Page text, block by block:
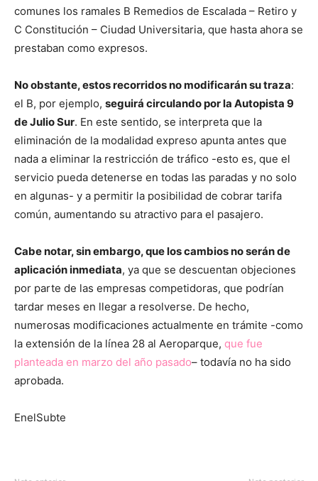
comunes los ramales B Remedios de Escalada – Retiro y
C Constitución – Ciudad Universitaria, que hasta ahora se
prestaban como expresos.
No obstante, estos recorridos no modificarán su traza:
el B, por ejemplo, seguirá circulando por la Autopista 9
de Julio Sur. En este sentido, se interpreta que la
eliminación de la modalidad expreso apunta antes que
nada a eliminar la restricción de tráfico -esto es, que el
servicio pueda detenerse en todas las paradas y no solo
en algunas- y a permitir la posibilidad de cobrar tarifa
común, aumentando su atractivo para el pasajero.
Cabe notar, sin embargo, que los cambios no serán de
aplicación inmediata, ya que se descuentan objeciones
por parte de las empresas competidoras, que podrían
tardar meses en llegar a resolverse. De hecho,
numerosas modificaciones actualmente en trámite -como
la extensión de la línea 28 al Aeroparque, que fue
planteada en marzo del año pasado– todavía no ha sido
aprobada.
EnelSubte